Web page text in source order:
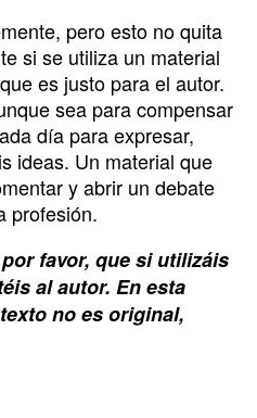
pero esto no quita
si se utiliza un material
es justo para el autor.
sea para compensar
día para expresar,
ideas. Un material que
y abrir un debate
profesión.
favor, que si utilizáis
al autor. En esta
no es original,